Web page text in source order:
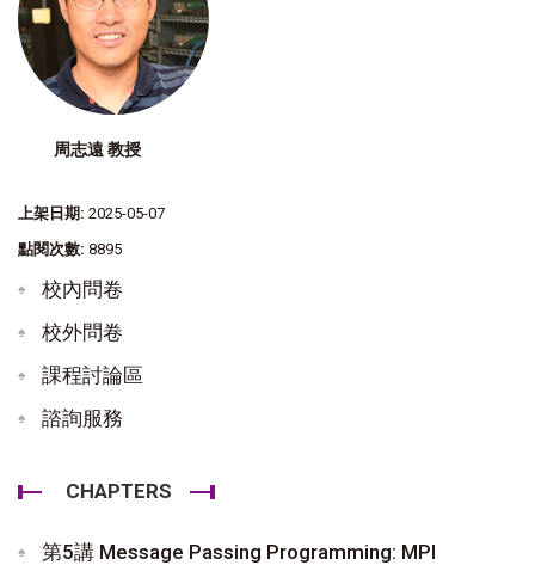
周志遠 教授
上架日期: 2025-05-07
點閱次數: 8895
校內問卷
校外問卷
課程討論區
諮詢服務
CHAPTERS
第5講 Message Passing Programming: MPI